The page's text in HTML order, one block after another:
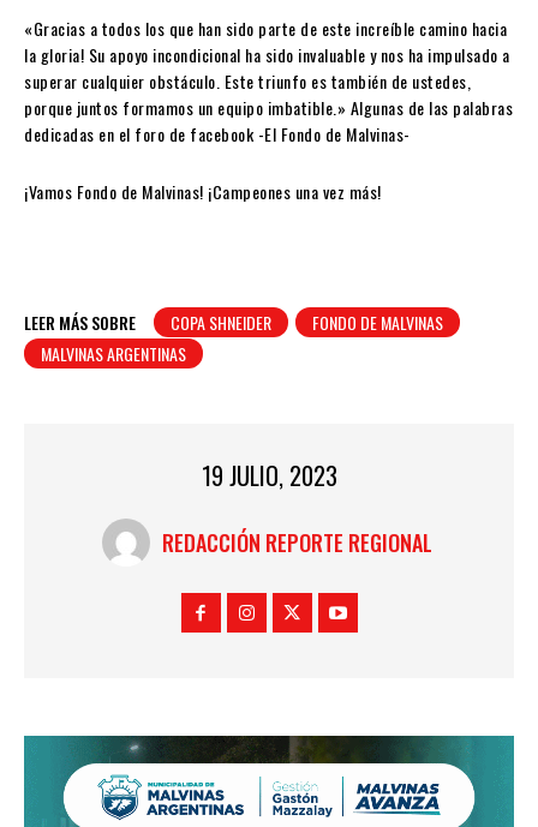
«Gracias a todos los que han sido parte de este increíble camino hacia
la gloria! Su apoyo incondicional ha sido invaluable y nos ha impulsado a
superar cualquier obstáculo. Este triunfo es también de ustedes,
porque juntos formamos un equipo imbatible.» Algunas de las palabras
dedicadas en el foro de facebook -El Fondo de Malvinas-
¡Vamos Fondo de Malvinas! ¡Campeones una vez más!
LEER MÁS SOBRE COPA SHNEIDER
FONDO DE MALVINAS
MALVINAS ARGENTINAS
19 JULIO, 2023
REDACCIÓN REPORTE REGIONAL